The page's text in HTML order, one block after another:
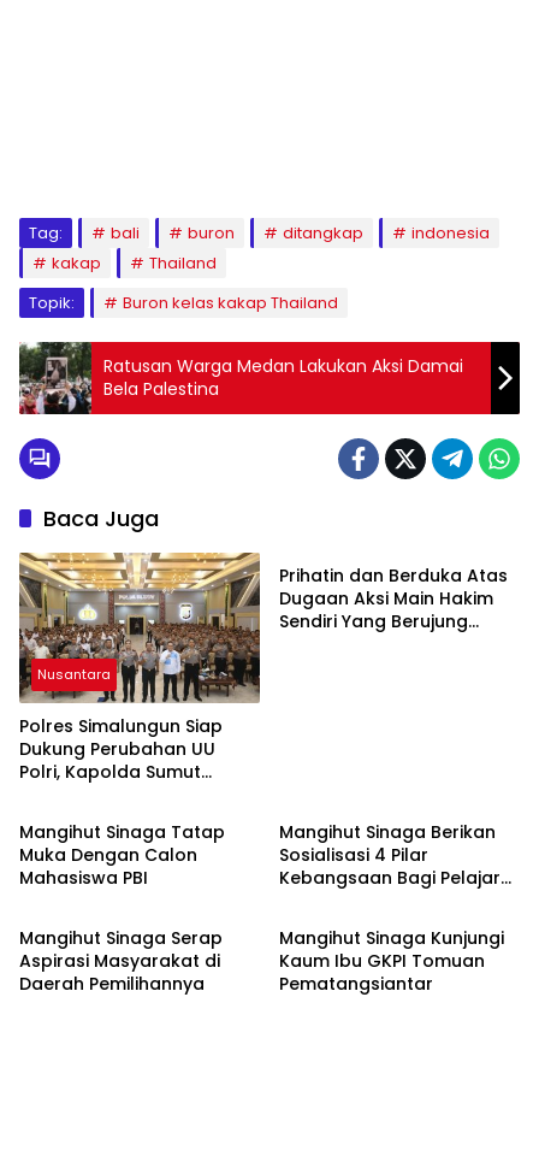
Tag: bali buron ditangkap
indonesia
kakap
Thailand
Topik:
Buron kelas kakap Thailand
Ratusan Warga Medan Lakukan Aksi Damai
Bela Palestina
Baca Juga
Nusantara
Polres Simalungun Siap
Dukung Perubahan UU
Polri, Kapolda Sumut
Profesionalisme dan
Akuntabilitas Personel
Prihatin dan Berduka Atas
Dugaan Aksi Main Hakim
Sendiri Yang Berujung
Nusantara
Mangihut Sinaga Tatap
Muka Dengan Calon
Mahasiswa PBI
Mangihut Sinaga Berikan
Sosialisasi 4 Pilar
Kebangsaan Bagi Pelajar
Nusantara
Mangihut Sinaga Serap
Aspirasi Masyarakat di
Daerah Pemilihannya
Nusantara
Mangihut Sinaga Kunjungi
Kaum Ibu GKPI Tomuan
Pematangsiantar